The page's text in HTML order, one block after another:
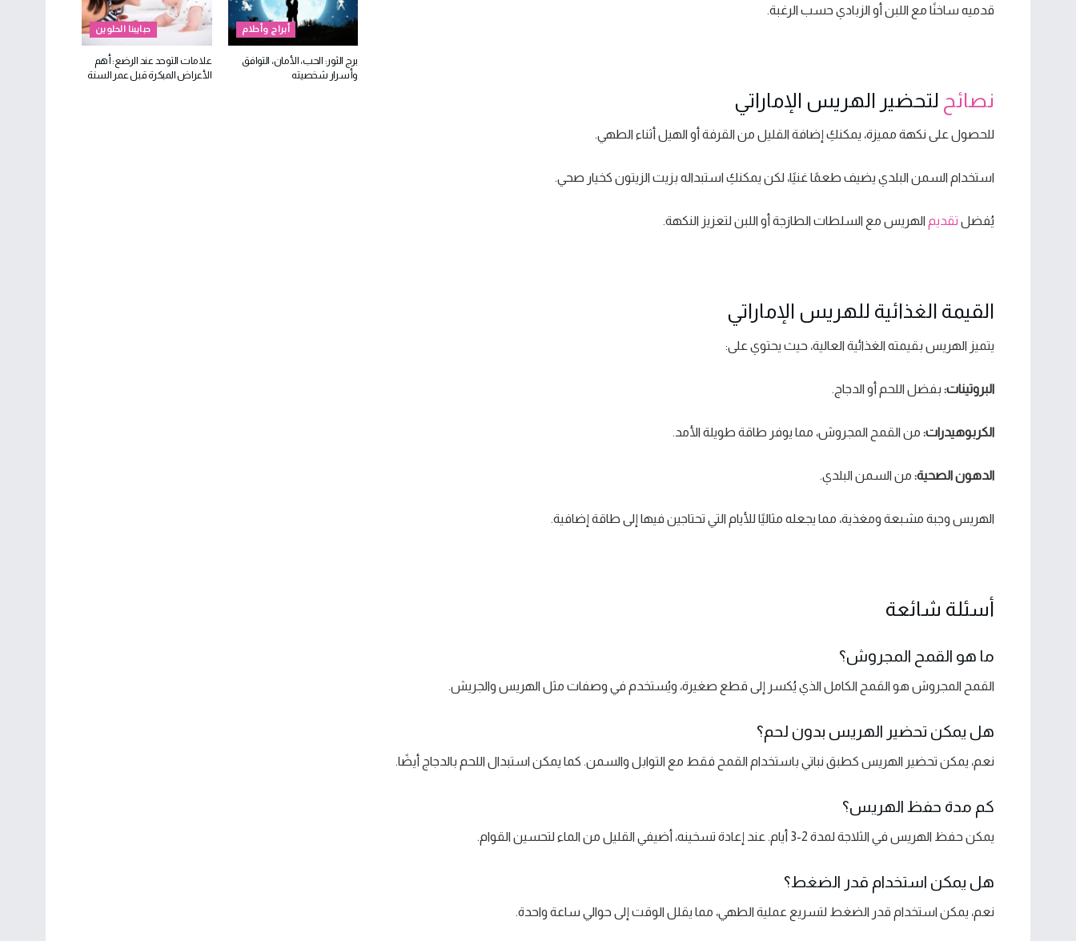
قدميه ساخنًا مع اللبن أو الزبادي حسب الرغبة.
نصائح لتحضير الهريس الإماراتي
للحصول على نكهة مميزة، يمكنكِ إضافة القليل من القرفة أو الهيل أثناء الطهي.
استخدام السمن البلدي يضيف طعمًا غنيًا، لكن يمكنكِ استبداله بزيت الزيتون كخيار صحي.
يُفضل تقديم الهريس مع السلطات الطازجة أو اللبن لتعزيز النكهة.
القيمة الغذائية للهريس الإماراتي
يتميز الهريس بقيمته الغذائية العالية، حيث يحتوي على:
البروتينات: بفضل اللحم أو الدجاج.
الكربوهيدرات: من القمح المجروش، مما يوفر طاقة طويلة الأمد.
الدهون الصحية: من السمن البلدي.
الهريس وجبة مشبعة ومغذية، مما يجعله مثاليًا للأيام التي تحتاجين فيها إلى طاقة إضافية.
أسئلة شائعة
ما هو القمح المجروش؟
القمح المجروش هو القمح الكامل الذي يُكسر إلى قطع صغيرة، ويُستخدم في وصفات مثل الهريس والجريش.
هل يمكن تحضير الهريس بدون لحم؟
نعم، يمكن تحضير الهريس كطبق نباتي باستخدام القمح فقط مع التوابل والسمن. كما يمكن استبدال اللحم بالدجاج أيضًا.
كم مدة حفظ الهريس؟
يمكن حفظ الهريس في الثلاجة لمدة 2-3 أيام. عند إعادة تسخينه، أضيفي القليل من الماء لتحسين القوام.
هل يمكن استخدام قدر الضغط؟
نعم، يمكن استخدام قدر الضغط لتسريع عملية الطهي، مما يقلل الوقت إلى حوالي ساعة واحدة.
أبراج وأحلام
برج الثور: الحب، الأمان، التوافق
وأسرار شخصيته
حبايبنا الحلوين
علامات التوحد عند الرضع: أهم
الأعراض المبكرة قبل عمر السنة